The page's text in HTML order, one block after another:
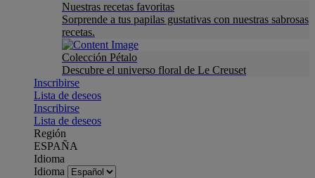
Nuestras recetas favoritas
Sorprende a tus papilas gustativas con nuestras sabrosas
recetas.
Colección Pétalo
Descubre el universo floral de Le Creuset
Inscribirse
Lista de deseos
Inscribirse
Lista de deseos
Región
ESPAÑA
Idioma
Idioma